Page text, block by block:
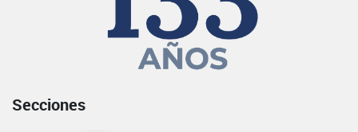
Secciones